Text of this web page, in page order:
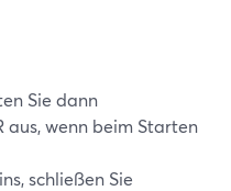
Sie dann
aus, wenn beim Starten
schließen Sie